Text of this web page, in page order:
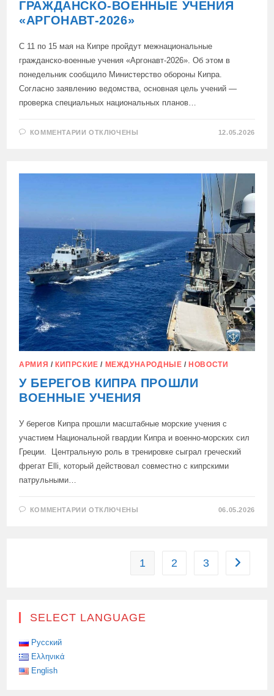
ГРАЖДАНСКО-ВОЕННЫЕ УЧЕНИЯ
«АРГОНАВТ-2026»
C 11 по 15 мая на Кипре пройдут межнациональные
гражданско-военные учения «Аргонавт-2026». Об этом в
понедельник сообщило Министерство обороны Кипра.
Согласно заявлению ведомства, основная цель учений —
проверка специальных национальных планов…
КОММЕНТАРИИ К
ГРАЖДАНСКО-
ОТКЛЮЧЕНЫ 12.05.2026
АРМИЯ /КИПРСКИЕ / МЕЖДУНАРОДНЫЕ /НОВОСТИ
У БЕРЕГОВ КИПРА ПРОШЛИ
ВОЕННЫЕ УЧЕНИЯ
У берегов Кипра прошли масштабные морские учения с
участием Национальной гвардии Кипра и военно-морских сил
Греции. Центральную роль в тренировке сыграл греческий
фрегат Elli, который действовал совместно с кипрскими
патрульными…
КОММЕНТАРИИ К
ОТКЛЮЧЕНЫ 06.05.2026
1 2 3 Перейти
SELECT LANGUAGE
Русский
Ελληνικά
English